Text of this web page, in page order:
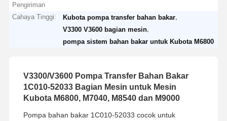
Pengiriman
Cahaya Tinggi: Kubota pompa transfer bahan bakar
V3300 V3600 bagian mesin
pompa sistem bahan bakar untuk Kubota M6800
V3300/V3600 Pompa Transfer Bahan Bakar
1C010-52033 Bagian Mesin untuk Mesin
Kubota M6800, M7040, M8540 dan M9000
Pompa bahan bakar 1C010-52033 cocok untuk